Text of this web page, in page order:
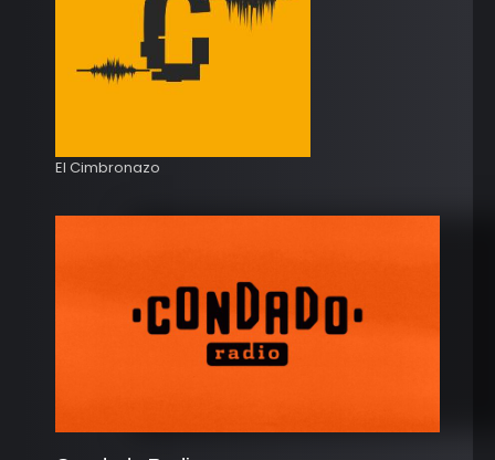
El Cimbronazo